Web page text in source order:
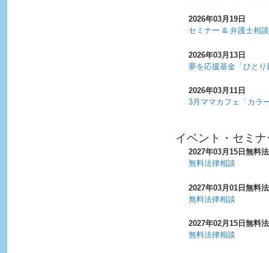
2026年03月19日
セミナー & 弁護士相
2026年03月13日
夢を応援基金「ひと
2026年03月11日
3月ママカフェ「カラ
イベント・セミ
2027年03月15日 無料
無料法律相談
2027年03月01日 無料
無料法律相談
2027年02月15日 無料
無料法律相談